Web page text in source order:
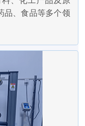
品、食品等多个领